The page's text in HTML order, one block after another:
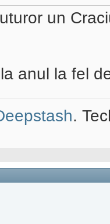
un
anul la fel
.